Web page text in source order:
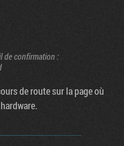
de confirmation :
de route sur la page où